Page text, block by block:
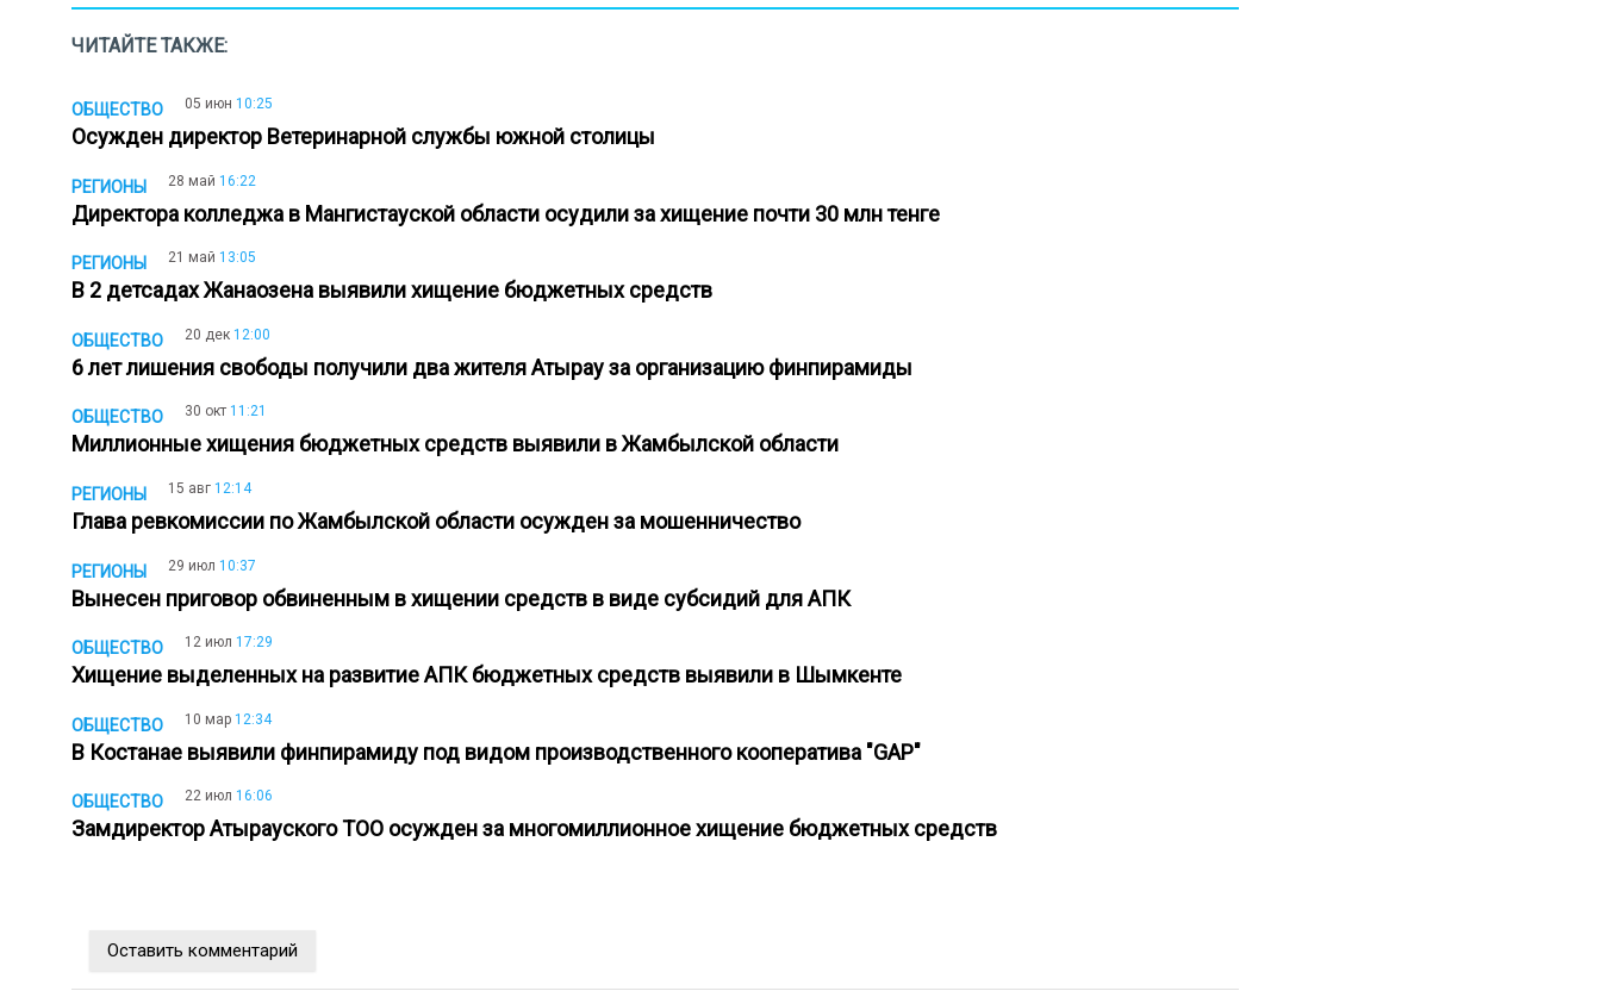
ЧИТАЙТЕ ТАКЖЕ:
ОБЩЕСТВО 05 июн 10:25
Осужден директор Ветеринарной службы южной столицы
РЕГИОНЫ 28 май 16:22
Директора колледжа в Мангистауской области осудили за хищение почти 30 млн тенге
РЕГИОНЫ 21 май 13:05
В 2 детсадах Жанаозена выявили хищение бюджетных средств
ОБЩЕСТВО 20 дек 12:00
6 лет лишения свободы получили два жителя Атырау за организацию финпирамиды
ОБЩЕСТВО 30 окт 11:21
Миллионные хищения бюджетных средств выявили в Жамбылской области
РЕГИОНЫ 15 авг 12:14
Глава ревкомиссии по Жамбылской области осужден за мошенничество
РЕГИОНЫ 29 июл 10:37
Вынесен приговор обвиненным в хищении средств в виде субсидий для АПК
ОБЩЕСТВО 12 июл 17:29
Хищение выделенных на развитие АПК бюджетных средств выявили в Шымкенте
ОБЩЕСТВО 10 мар 12:34
В Костанае выявили финпирамиду под видом производственного кооператива "GАР"
ОБЩЕСТВО 22 июл 16:06
Замдиректор Атырауского ТОО осужден за многомиллионное хищение бюджетных средств
Оставить комментарий